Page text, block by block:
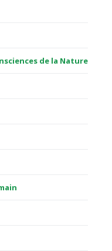
de la Nature